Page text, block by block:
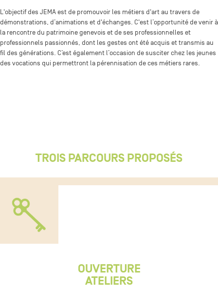
L'objectif des JEMA est de promouvoir les métiers d'art au travers de
démonstrations, d’animations et d'échanges. C'est l’opportunité de venir à
la rencontre du patrimoine genevois et de ses professionnelles et
professionnels passionnés, dont les gestes ont été acquis et transmis au
fil des générations. C’est également l’occasion de susciter chez les jeunes
des vocations qui permettront la pérennisation de ces métiers rares.
TROIS PARCOURS PROPOSÉS
OUVERTURE
ATELIERS